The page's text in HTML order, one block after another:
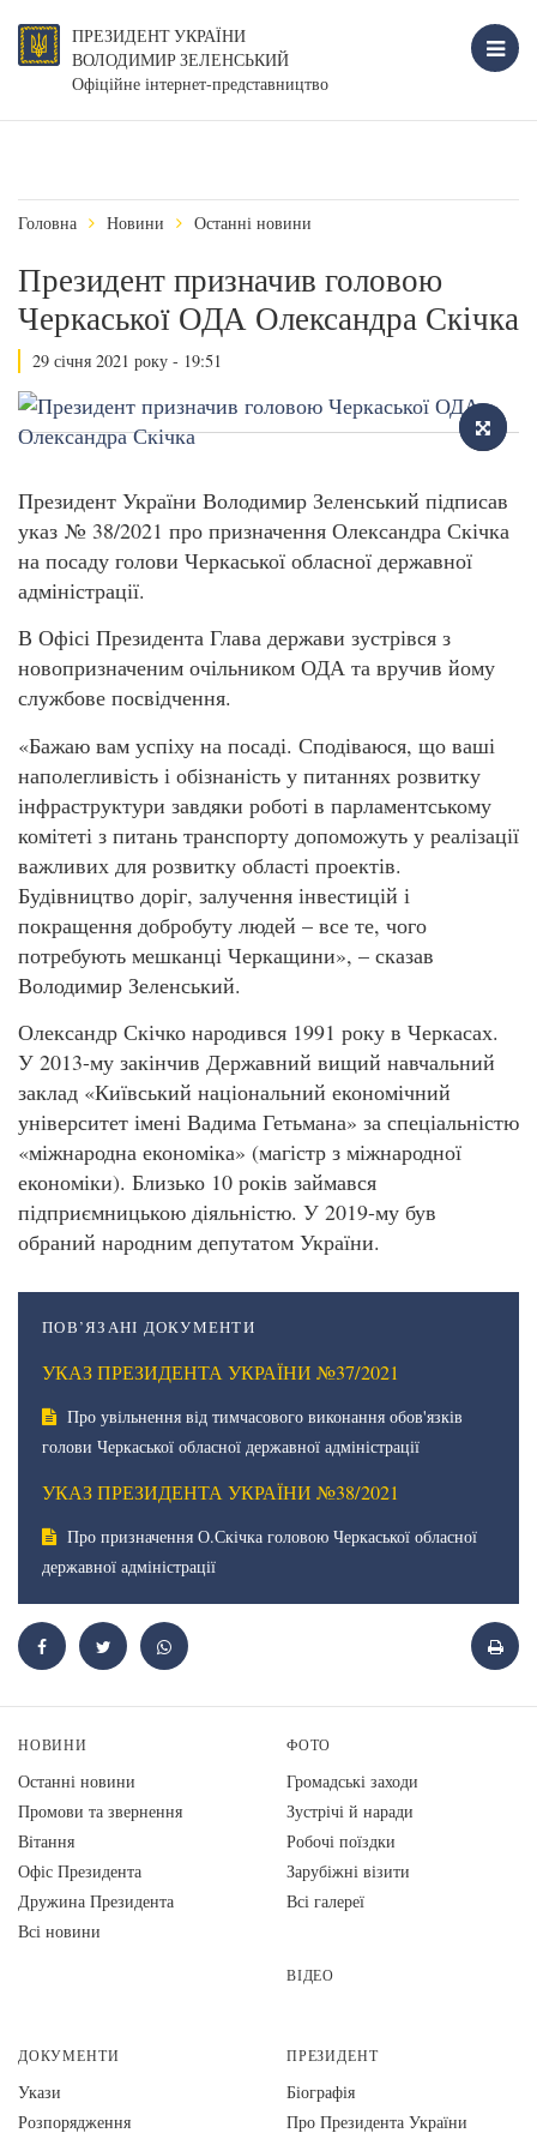
ПРЕЗИДЕНТ УКРАЇНИ
ВОЛОДИМИР ЗЕЛЕНСЬКИЙ
Офіційне інтернет-представництво
Головна Новини Останні новини
Президент призначив головою
Черкаської ОДА Олександра Скічка
29 січня 2021 року - 19:51
Президент України Володимир Зеленський підписав
указ № 38/2021 про призначення Олександра Скічка
на посаду голови Черкаської обласної державної
адміністрації.
В Офісі Президента Глава держави зустрівся з
новопризначеним очільником ОДА та вручив йому
службове посвідчення.
«Бажаю вам успіху на посаді. Сподіваюся, що ваші
наполегливість і обізнаність у питаннях розвитку
інфраструктури завдяки роботі в парламентському
комітеті з питань транспорту допоможуть у реалізації
важливих для розвитку області проектів.
Будівництво доріг, залучення інвестицій і
покращення добробуту людей – все те, чого
потребують мешканці Черкащини», – сказав
Володимир Зеленський.
Олександр Скічко народився 1991 року в Черкасах.
У 2013-му закінчив Державний вищий навчальний
заклад «Київський національний економічний
університет імені Вадима Гетьмана» за спеціальністю
«міжнародна економіка» (магістр з міжнародної
економіки). Близько 10 років займався
підприємницькою діяльністю. У 2019-му був
обраний народним депутатом України.
ПОВ’ЯЗАНІ ДОКУМЕНТИ
УКАЗ ПРЕЗИДЕНТА УКРАЇНИ №37/2021
Про увільнення від тимчасового виконання обов'язків
голови Черкаської обласної державної адміністрації
УКАЗ ПРЕЗИДЕНТА УКРАЇНИ №38/2021
Про призначення О.Скічка головою Черкаської обласної
державної адміністрації
НОВИНИ
Останні новини
Промови та звернення
Вiтання
Офіс Президента
Дружина Президента
Всі новини
ФОТО
Громадські заходи
Зустрічі й наради
Робочі поїздки
Зарубіжні візити
Всі галереї
ВІДЕО
ДОКУМЕНТИ
Укази
Розпорядження
ПРЕЗИДЕНТ
Біографія
Про Президента України